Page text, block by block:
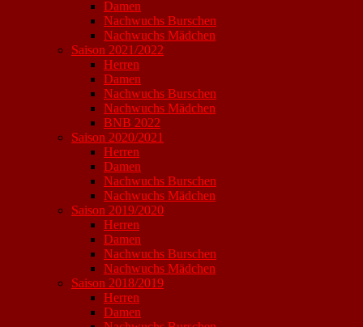
Damen
Nachwuchs Burschen
Nachwuchs Mädchen
Saison 2021/2022
Herren
Damen
Nachwuchs Burschen
Nachwuchs Mädchen
BNB 2022
Saison 2020/2021
Herren
Damen
Nachwuchs Burschen
Nachwuchs Mädchen
Saison 2019/2020
Herren
Damen
Nachwuchs Burschen
Nachwuchs Mädchen
Saison 2018/2019
Herren
Damen